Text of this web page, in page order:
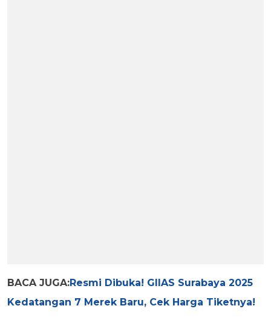
BACA JUGA:Resmi Dibuka! GIIAS Surabaya 2025
Kedatangan 7 Merek Baru, Cek Harga Tiketnya!